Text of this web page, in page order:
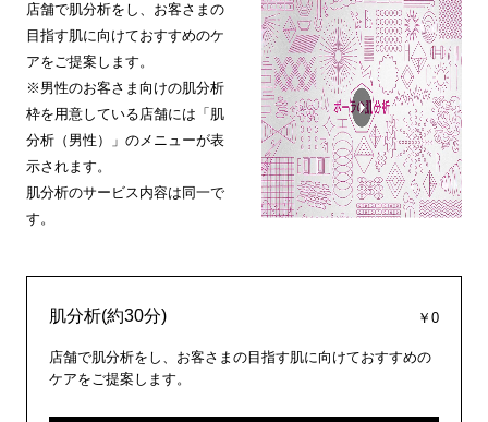
店舗で肌分析をし、お客さまの
目指す肌に向けておすすめのケ
アをご提案します。
※男性のお客さま向けの肌分析
枠を用意している店舗には「肌
分析（男性）」のメニューが表
示されます。
肌分析のサービス内容は同一で
す。
肌分析(約30分) ￥0
店舗で肌分析をし、お客さまの目指す肌に向けておすすめの
ケアをご提案します。